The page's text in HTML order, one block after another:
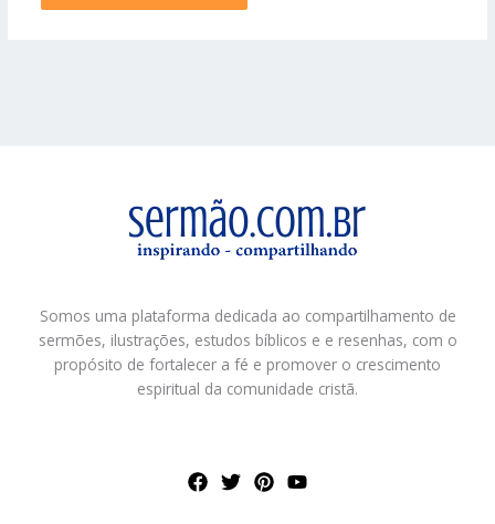
Somos uma plataforma dedicada ao compartilhamento de
sermões, ilustrações, estudos bíblicos e e resenhas, com o
propósito de fortalecer a fé e promover o crescimento
espiritual da comunidade cristã.